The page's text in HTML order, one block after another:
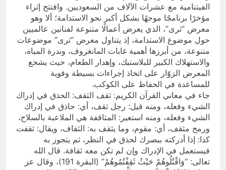
الفيتنامية مع عشرات الآلاف من السعوديين. وافتتح إثراء
مؤخرًا برنامجًا موجهًا بشكل أكبر نحو الاستدامة؛ ألا وهو
معرض “ثرى”، الذي يعرض أعمالًا متنوعة لفنانين عالميين
حول موضوع الاستدامة، إذ يتناول معرض “ثرى” موضوعات
متنوعة، من أبرزها أهمية غابات المانغروف، وندرة المياه،
والاستهلاك الكبير للبلاستيك، وإهدار الطعام، حيث يشجع
المعرض الزوّار على اتخاذ إجراءات بسيطة وقوية
للمساعدة في الحفاظ على الكوكب.
جاء في معاني القرآن الكريم: ثقف الثقف: الحذق في إدراك
الشيء وفعله، ومنه قيل: رجل ثقف، أي: حاذق في إدراك
الشيء وفعله، ومنه استعير: المثاقفة هي الملاعبة بالسلاح،
ورمح مثقف، أي: مقوم، وما يثقف به: الثقاف، ويقال: ثقفت
كذا: إذا أدركته ببصرك لحذق في النظر، ثم يتجوز به
فيستعمل في الإدراك وإن لم تكن معه ثقافة. قال الله
تعالى: “وَاقْتُلُوهُمْ حَيْثُ ثَقِفْتُمُوهُمْ” (البقرة 191)، وقال عز